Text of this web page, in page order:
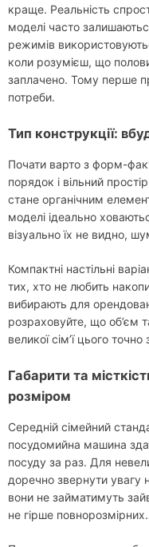
краще. Реальність
моделі часто
режимів
коли розумієш, що
заплачено. Тому перше
потреби.
Тип конструкції:
Почати варто з форм-
порядок і вільний
стане органічним
моделі ідеально
візуально їх не видно,
Компактні настільні
тих, хто не любить
вибирають для
розраховуйте, що об’єм
великої сім’ї цього
Габарити та
розміром
Середній сімейний
посудомийна машина
посуду за раз. Для
доречно звернути увагу
вони не займатимуть
не гірше повнорозмірних.